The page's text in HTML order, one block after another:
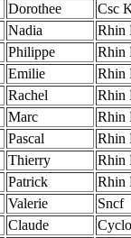
Dorothee
Csc
Nadia
Rhin
Philippe
Rhin
Emilie
Rhin
Rachel
Rhin
Marc
Rhin
Pascal
Rhin
Thierry
Rhin
Patrick
Rhin
Valerie
Sncf
Claude